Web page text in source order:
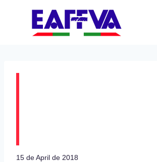
15 de April de 2018